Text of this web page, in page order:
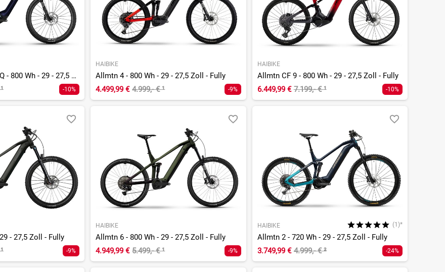
Allmtn CF 10 TRN/IQ - 800 Wh - 29 - 27,5 Zoll - Fully
¹ -10%
HAIBIKE
Allmtn 4 - 800 Wh - 29 - 27,5 Zoll - Fully
4.499,99 € 4.999,- €¹ -9%
HAIBIKE
Allmtn CF 9 - 800 Wh - 29 - 27,5 Zoll - Fully
6.449,99 € 7.199,- €¹ -10%
- 27,5 Zoll - Fully
¹ -9%
HAIBIKE
Allmtn 6 - 800 Wh - 29 - 27,5 Zoll - Fully
4.949,99 € 5.499,- €¹ -9%
HAIBIKE (1)*
Allmtn 2 - 720 Wh - 29 - 27,5 Zoll - Fully
3.749,99 € 4.999,- €² -24%